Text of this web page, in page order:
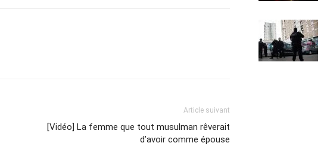
Article suivant
[Vidéo] La femme que tout musulman rêverait
d’avoir comme épouse